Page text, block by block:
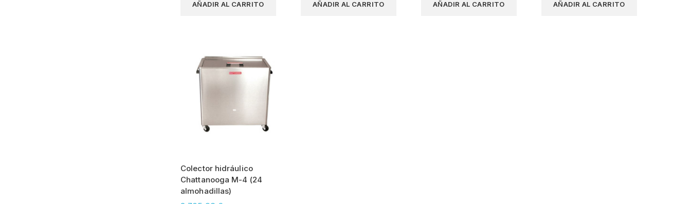
AÑADIR AL CARRITO AÑADIR AL CARRITO AÑADIR AL CARRITO AÑADIR AL CARRITO
Colector hidráulico
Chattanooga M-4 (24
almohadillas)